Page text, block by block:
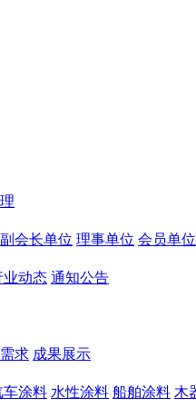
副会长单位 理事单位 会员单位
业动态 通知公告
求 成果展示
车涂料 水性涂料 船舶涂料 木